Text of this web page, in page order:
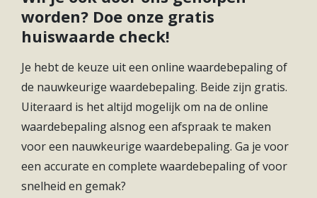
worden? Doe onze gratis
huiswaarde check!
Je hebt de keuze uit een online waardebepaling of
de nauwkeurige waardebepaling. Beide zijn gratis.
Uiteraard is het altijd mogelijk om na de online
waardebepaling alsnog een afspraak te maken
voor een nauwkeurige waardebepaling. Ga je voor
een accurate en complete waardebepaling of voor
snelheid en gemak?